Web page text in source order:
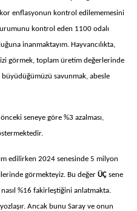
enflasyonun kontrol edilememesini
kontrol eden 1100 odalı
inanmaktayım. Hayvancılıkta,
görmek, toplam üretim değerlerinde
savunmak, abesle
seneye göre %3 azalması,
edilirken 2024 senesinde 5 milyon
görmekteyiz. Bu değer ÜÇ sene
nasıl %16 fakirleştiğini anlatmakta.
Ancak bunu Saray ve onun